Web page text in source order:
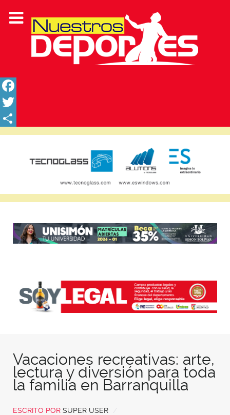
Facebook
Twitter
Share
Vacaciones recreativas: arte,
lectura y diversión para toda
la familia en Barranquilla
ESCRITO POR SUPER USER